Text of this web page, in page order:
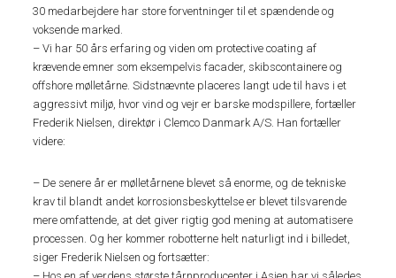
30 medarbejdere har store forventninger til et spændende og
voksende marked.
– Vi har 50 års erfaring og viden om protective coating af
krævende emner som eksempelvis facader, skibscontainere og
offshore mølletårne. Sidstnævnte placeres langt ude til havs i et
aggressivt miljø, hvor vind og vejr er barske modspillere, fortæller
Frederik Nielsen, direktør i Clemco Danmark A/S. Han fortæller
videre:
– De senere år er mølletårnene blevet så enorme, og de tekniske
krav til blandt andet korrosionsbeskyttelse er blevet tilsvarende
mere omfattende, at det giver rigtig god mening at automatisere
processen. Og her kommer robotterne helt naturligt ind i billedet,
siger Frederik Nielsen og fortsætter: